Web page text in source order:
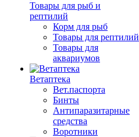
Товары для рыб и
рептилий
Корм для рыб
Товары для рептилий
Товары для
аквариумов
Ветаптека
Вет.паспорта
Бинты
Антипаразитарные
средства
Воротники